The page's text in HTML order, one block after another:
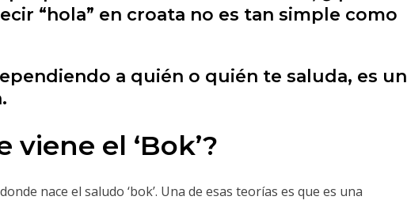
“hola” en croata no es tan simple como
dependiendo a quién o quién te saluda, es un
viene el ‘Bok’?
nace el saludo ‘bok’. Una de esas teorías es que es una